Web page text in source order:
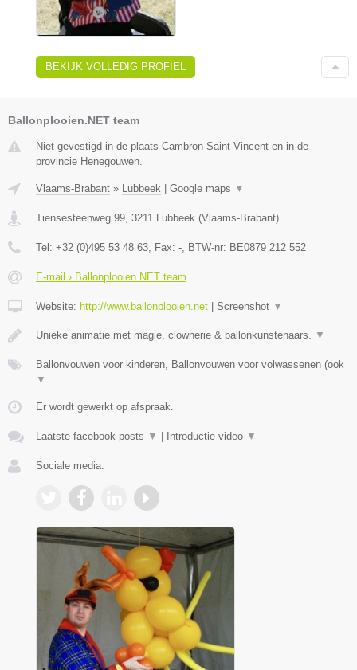
BEKIJK VOLLEDIG PROFIEL
Ballonplooien.NET team
Niet gevestigd in de plaats Cambron Saint Vincent en in de
provincie Henegouwen.
Vlaams-Brabant » Lubbeek Google maps ▼
Tiensesteenweg 99, 3211 Lubbeek (Vlaams-Brabant)
Tel: +32 (0)495 53 48 63, Fax: -, BTW-nr: BE0879 212 552
E-mail › Ballonplooien.NET team
Website: http://www.ballonplooien.net Screenshot ▼
Unieke animatie met magie, clownerie & ballonkunstenaars. ▼
Ballonvouwen voor kinderen, Ballonvouwen voor volwassenen (ook
▼
Er wordt gewerkt op afspraak.
Laatste facebook posts ▼ Introductie video ▼
Sociale media: